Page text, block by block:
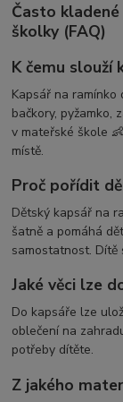
Často
školky (FAQ)
K čemu slouží
Kapsář na
bačkory, pyžamko,
v mateřské škole
místě.
Proč pořídit
Dětský kapsář na
šatně a pomáhá
samostatnost. Dítě
Jaké věci lze
Do kapsáře lze
oblečení na
potřeby dítěte.
Z jakého